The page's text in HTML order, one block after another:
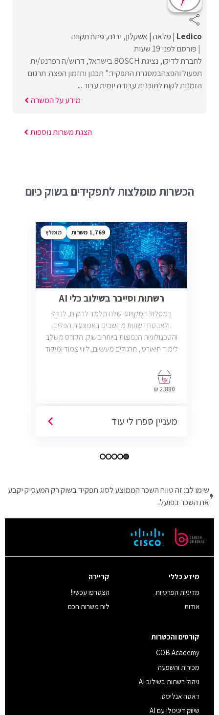
Ledico מלאה אשקלון יבנה פתח תקווה
פורסם לפני 19 שעות
לחברת לדיקו, נציגת BOSCH בישראל, דרוש/ה רפרנט/ית
תפעול והפצהבמסגרת התפקיד:* תכנון ותזמון הפצה: תרגום
הזמנות לקוח לתוכנית עבודה יומית עבור ...
מידע על המשרה
הצגת משרות נוספות
הכשרות מומלצות לתפקידים בשוק כיום
1,769 מומלץ
רשתות וסייבר בשילוב כלי AI
במסלול המקצועי שלנו תלמד להקים, לנהל
ולאבטח רשתות מחשבים באמצעות הכלים
והטכנולוגיות הנפוצות ביותר בשוק. הקורס משלב
לימוד תיאורטי, תרגולים מעשיים, ליווי צמוד ומיקוד
2,880 ₪
מעניין ספרו לי עוד
שימו לב: זה טווח השכר הממוצע לסוג תפקיד בשוק רק המעסיק יקבע
את השכר בפועל.
מידע כללי
מדיניות הפרטיות
אודות
קריירה
הצטרפו עכשיו!
לוח משרות חכם
קורסים והכשרות
COB Academy
מכירות והשפעה
ניהול רשתות בשילוב AI
דאטה אנליסט
שיווק דיגיטלי עם AI